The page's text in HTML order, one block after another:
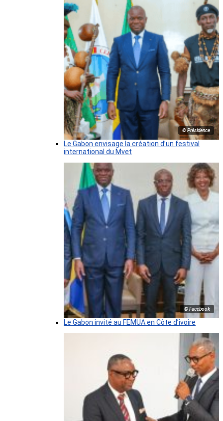
© Présidence
Le Gabon envisage la création d’un festival
international du Mvet
© Facebook
Le Gabon invité au FEMUA en Côte d’ivoire